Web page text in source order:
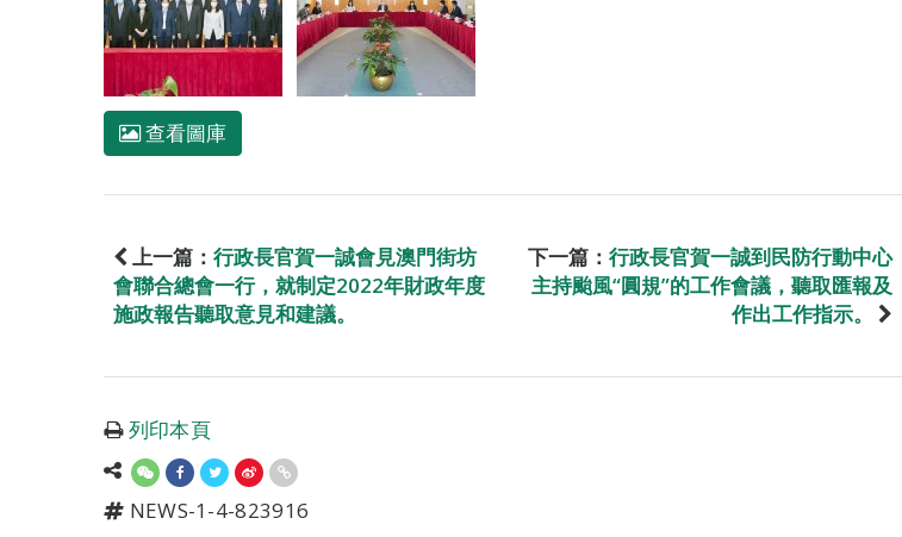
查看圖庫
上一篇： 行政長官賀一誠會見澳門街坊
會聯合總會一行，就制定2022年財政年度
施政報告聽取意見和建議。
下一篇： 行政長官賀一誠到民防行動中心
主持颱風“圓規”的工作會議，聽取匯報及
作出工作指示。
列印本頁
NEWS-1-4-823916